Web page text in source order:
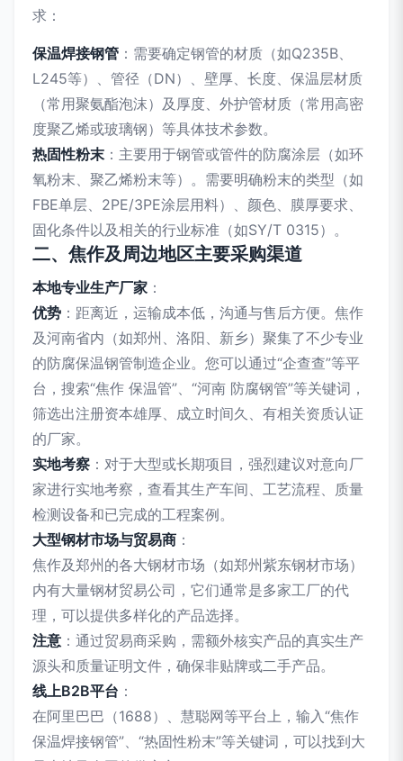
求：
保温焊接钢管 ：需要确定钢管的材质（如Q235B、
L245等）、管径（DN）、壁厚、长度、保温层材质
（常用聚氨酯泡沫）及厚度、外护管材质（常用高密
度聚乙烯或玻璃钢）等具体技术参数。
热固性粉末 ：主要用于钢管或管件的防腐涂层（如环
氧粉末、聚乙烯粉末等）。需要明确粉末的类型（如
FBE单层、2PE/3PE涂层用料）、颜色、膜厚要求、
固化条件以及相关的行业标准（如SY/T 0315）。
二、焦作及周边地区主要采购渠道
本地专业生产厂家 ：
优势 ：距离近，运输成本低，沟通与售后方便。焦作
及河南省内（如郑州、洛阳、新乡）聚集了不少专业
的防腐保温钢管制造企业。您可以通过“企查查”等平
台，搜索“焦作 保温管”、“河南 防腐钢管”等关键词，
筛选出注册资本雄厚、成立时间久、有相关资质认证
的厂家。
实地考察 ：对于大型或长期项目，强烈建议对意向厂
家进行实地考察，查看其生产车间、工艺流程、质量
检测设备和已完成的工程案例。
大型钢材市场与贸易商 ：
焦作及郑州的各大钢材市场（如郑州紫东钢材市场）
内有大量钢材贸易公司，它们通常是多家工厂的代
理，可以提供多样化的产品选择。
注意 ：通过贸易商采购，需额外核实产品的真实生产
源头和质量证明文件，确保非贴牌或二手产品。
线上B2B平台 ：
在阿里巴巴（1688）、慧聪网等平台上，输入“焦作
保温焊接钢管”、“热固性粉末”等关键词，可以找到大